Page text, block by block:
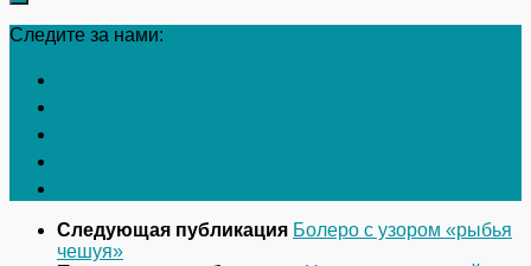
Следите за нами:
Следующая публикация Болеро с узором «рыбья
чешуя»